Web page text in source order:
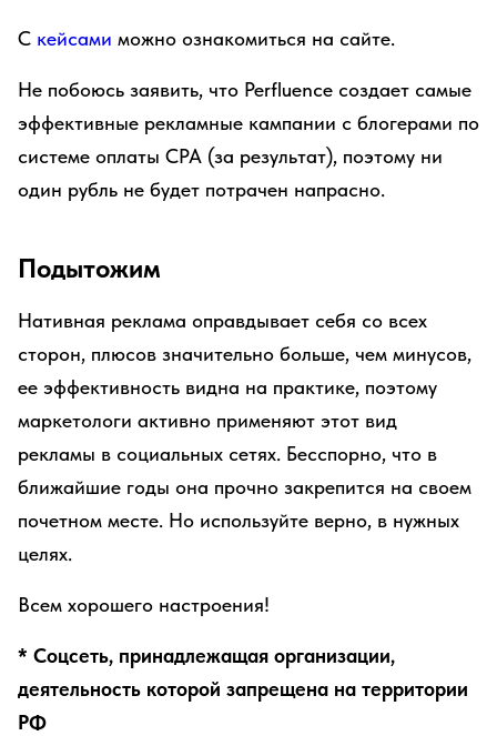
С кейсами можно ознакомиться на сайте.
Не побоюсь заявить, что Perfluence создает самые
эффективные рекламные кампании с блогерами по
системе оплаты CPA (за результат), поэтому ни
один рубль не будет потрачен напрасно.
Подытожим
Нативная реклама оправдывает себя со всех
сторон, плюсов значительно больше, чем минусов,
ее эффективность видна на практике, поэтому
маркетологи активно применяют этот вид
рекламы в социальных сетях. Бесспорно, что в
ближайшие годы она прочно закрепится на своем
почетном месте. Но используйте верно, в нужных
целях.
Всем хорошего настроения!
* Соцсеть, принадлежащая организации,
деятельность которой запрещена на территории
РФ